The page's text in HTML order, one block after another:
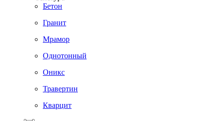
Бетон
Гранит
Мрамор
Однотонный
Оникс
Травертин
Кварцит